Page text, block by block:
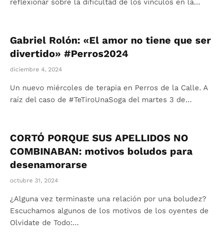
Gabriel Rolón: «El amor no tiene que ser
divertido» #Perros2024
diciembre 4, 2024
Un nuevo miércoles de terapia en Perros de la Calle. A
raíz del caso de #TeTiroUnaSoga del martes 3 de…
CORTÓ PORQUE SUS APELLIDOS NO
COMBINABAN: motivos boludos para
desenamorarse
octubre 31, 2024
¿Alguna vez terminaste una relación por una boludez?
Escuchamos algunos de los motivos de los oyentes de
Olvidate de Todo:…